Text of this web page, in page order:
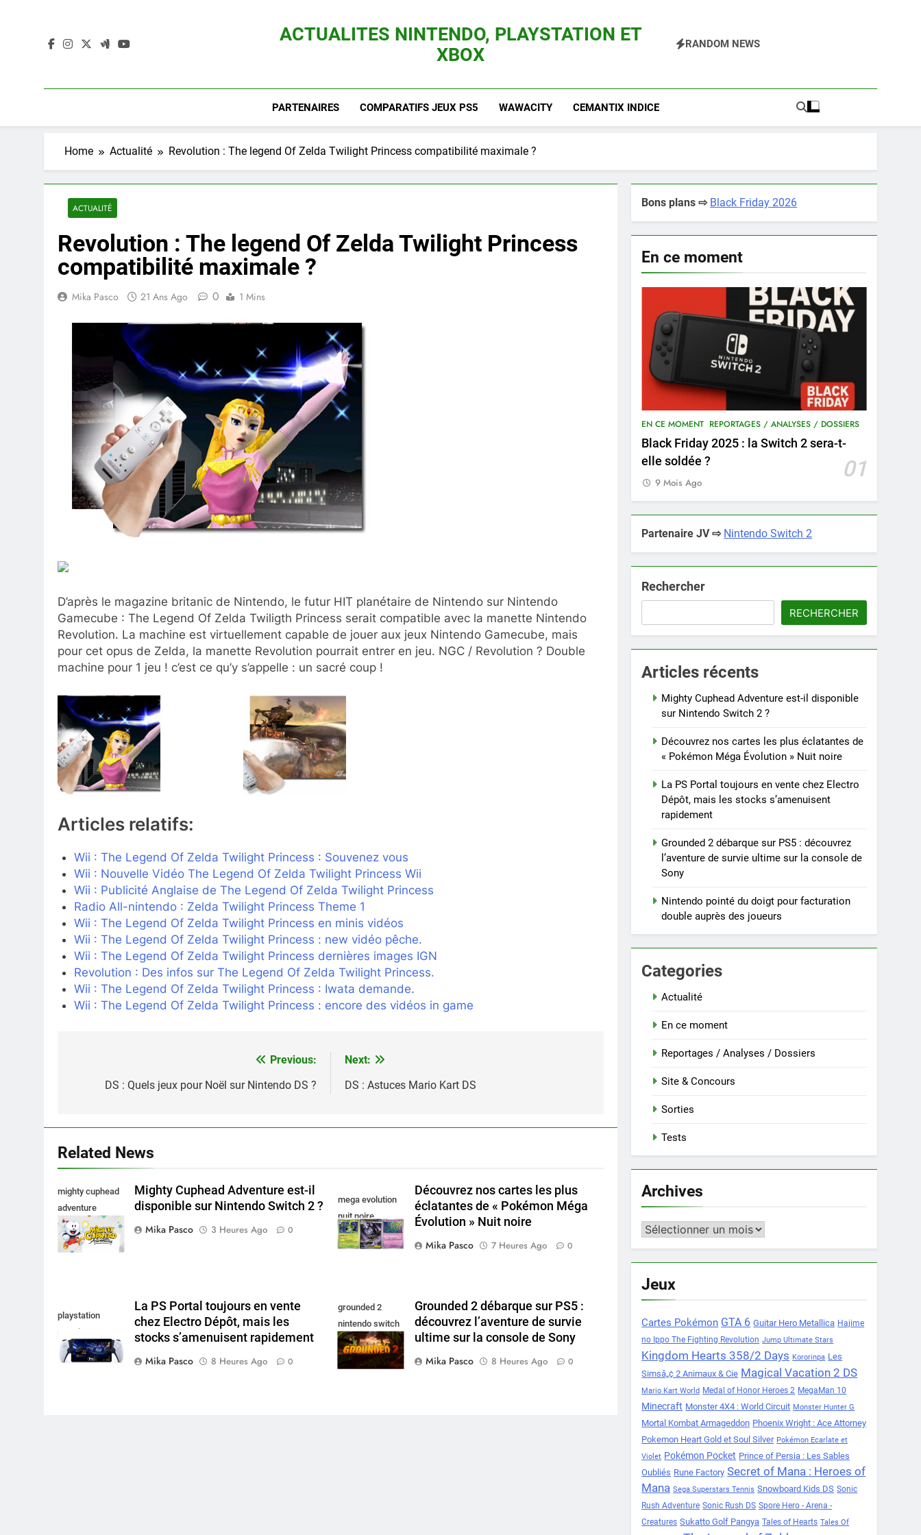
ACTUALITES NINTENDO, PLAYSTATION ET
XBOX
RANDOM NEWS
PARTENAIRES COMPARATIFS JEUX PS5 WAWACITY CEMANTIX INDICE
Home Actualité Revolution : The legend Of Zelda Twilight Princess compatibilité maximale ?
ACTUALITÉ
Revolution : The legend Of Zelda Twilight Princess
compatibilité maximale ?
Mika Pasco 21 Ans Ago 0 1 Mins
D’après le magazine britanic de Nintendo, le futur HIT planétaire de Nintendo sur Nintendo
Gamecube : The Legend Of Zelda Twiligth Princess serait compatible avec la manette Nintendo
Revolution. La machine est virtuellement capable de jouer aux jeux Nintendo Gamecube, mais
pour cet opus de Zelda, la manette Revolution pourrait entrer en jeu. NGC / Revolution ? Double
machine pour 1 jeu ! c’est ce qu’y s’appelle : un sacré coup !
Articles relatifs:
Wii : The Legend Of Zelda Twilight Princess : Souvenez vous
Wii : Nouvelle Vidéo The Legend Of Zelda Twilight Princess Wii
Wii : Publicité Anglaise de The Legend Of Zelda Twilight Princess
Radio All-nintendo : Zelda Twilight Princess Theme 1
Wii : The Legend Of Zelda Twilight Princess en minis vidéos
Wii : The Legend Of Zelda Twilight Princess : new vidéo pêche.
Wii : The Legend Of Zelda Twilight Princess dernières images IGN
Revolution : Des infos sur The Legend Of Zelda Twilight Princess.
Wii : The Legend Of Zelda Twilight Princess : Iwata demande.
Wii : The Legend Of Zelda Twilight Princess : encore des vidéos in game
Previous:
DS : Quels jeux pour Noël sur Nintendo DS ?
Next:
DS : Astuces Mario Kart DS
Related News
mighty cuphead
adventure
nintendo switch
Mighty Cuphead Adventure est-il
disponible sur Nintendo Switch 2 ?
Mika Pasco
3 Heures Ago 0
mega evolution
nuit noire
Découvrez nos cartes les plus
éclatantes de « Pokémon Méga
Évolution » Nuit noire
Mika Pasco
7 Heures Ago 0
playstation
portal pro
La PS Portal toujours en vente
chez Electro Dépôt, mais les
stocks s’amenuisent rapidement
Mika Pasco
8 Heures Ago 0
grounded 2
nintendo switch
2
Grounded 2 débarque sur PS5 :
découvrez l’aventure de survie
ultime sur la console de Sony
Mika Pasco
8 Heures Ago 0
Bons plans ⇨ Black Friday 2026
En ce moment
EN CE MOMENT REPORTAGES / ANALYSES / DOSSIERS
Black Friday 2025 : la Switch 2 sera-t-
elle soldée ?
01
9 Mois Ago
Partenaire JV ⇨ Nintendo Switch 2
Rechercher
RECHERCHER
Articles récents
Mighty Cuphead Adventure est-il disponible
sur Nintendo Switch 2 ?
Découvrez nos cartes les plus éclatantes de
« Pokémon Méga Évolution » Nuit noire
La PS Portal toujours en vente chez Electro
Dépôt, mais les stocks s’amenuisent
rapidement
Grounded 2 débarque sur PS5 : découvrez
l’aventure de survie ultime sur la console de
Sony
Nintendo pointé du doigt pour facturation
double auprès des joueurs
Categories
Actualité
En ce moment
Reportages / Analyses / Dossiers
Site & Concours
Sorties
Tests
Archives
Archives
Jeux
Cartes Pokémon GTA 6 Guitar Hero Metallica Hajime
no Ippo The Fighting Revolution Jump Ultimate Stars
Kingdom Hearts 358/2 Days Kororinpa Les
Simsâ„¢ 2 Animaux & Cie Magical Vacation 2 DS
Mario Kart World Medal of Honor Heroes 2 MegaMan 10
Minecraft Monster 4X4 : World Circuit Monster Hunter G
Mortal Kombat Armageddon Phoenix Wright : Ace Attorney
Pokemon Heart Gold et Soul Silver Pokémon Ecarlate et
Violet Pokémon Pocket Prince of Persia : Les Sables
Oubliés Rune Factory Secret of Mana : Heroes of
Mana Sega Superstars Tennis Snowboard Kids DS Sonic
Rush Adventure Sonic Rush DS Spore Hero - Arena -
Creatures Sukatto Golf Pangya Tales of Hearts Tales Of